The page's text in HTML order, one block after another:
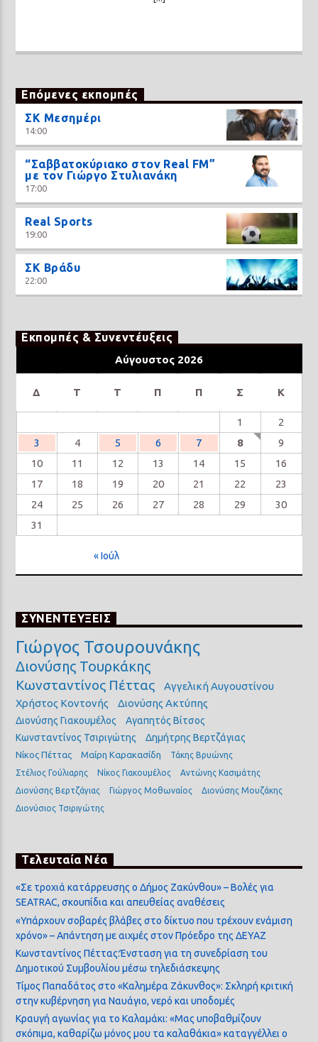
Επόμενες εκπομπές
ΣΚ Μεσημέρι
14:00
“Σαββατοκύριακο στον Real FM”
με τον Γιώργο Στυλιανάκη
17:00
Real Sports
19:00
ΣΚ Βράδυ
22:00
Εκπομπές & Συνεντέυξεις
Αύγουστος 2026
Δ Τ Τ Π Π Σ Κ
1
2
3
4 5 6 7 8
9
10
11 12 13 14 15
16
17
18 19 20 21 22
23
24
25 26 27 28 29
30
31
« Ιούλ
ΣΥΝΕΝΤΕΥΞΕΙΣ
Γιώργος Τσουρουνάκης
Διονύσης Τουρκάκης
Κωνσταντίνος Πέττας
Αγγελική Αυγουστίνου
Χρήστος Κοντονής
Διονύσης Ακτύπης
Διονύσης Γιακουμέλος
Αγαπητός Βίτσος
Κωνσταντίνος Τσιριγώτης
Δημήτρης Βερτζάγιας
Νίκος Πέττας Μαίρη Καρακασίδη
Τάκης Βρυώνης
Στέλιος Γούλιαρης
Νίκος Γιακουμέλος
Αντώνης Κασιμάτης
Διονύσης Βερτζάγιας
Γιώργος Μοθωναίος
Διονύσης Μουζάκης
Διονύσιος Τσιριγώτης
Τελευταία Νέα
«Σε τροχιά κατάρρευσης ο Δήμος Ζακύνθου» – Βολές για
SEATRAC, σκουπίδια και απευθείας αναθέσεις
«Υπάρχουν σοβαρές βλάβες στο δίκτυο που τρέχουν ενάμιση
χρόνο» – Απάντηση με αιχμές στον Πρόεδρο της ΔΕΥΑΖ
Κωνσταντίνος Πέττας:Ένσταση για τη συνεδρίαση του
Δημοτικού Συμβουλίου μέσω τηλεδιάσκεψης
Τίμος Παπαδάτος στο «Καλημέρα Ζάκυνθος»: Σκληρή κριτική
στην κυβέρνηση για Ναυάγιο, νερό και υποδομές
Κραυγή αγωνίας για το Καλαμάκι: «Μας υποβαθμίζουν
σκόπιμα, καθαρίζω μόνος μου τα καλαθάκια» καταγγέλλει ο